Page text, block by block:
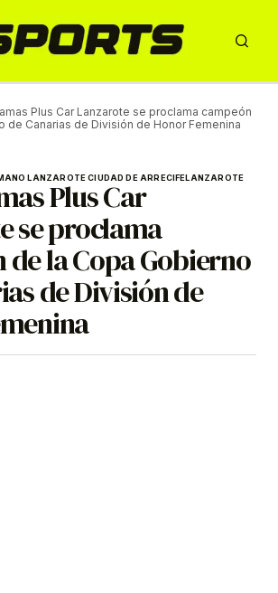
Plus Car Lanzarote se proclama campeón
de Canarias de División de Honor Femenina
LANZAROTE CIUDAD DE ARRECIFELANZAROTE
Plus Car
se proclama
de la Copa Gobierno
de División de